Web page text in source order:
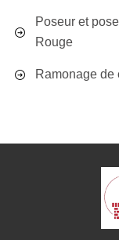
Poseur et
Rouge
Ramonage